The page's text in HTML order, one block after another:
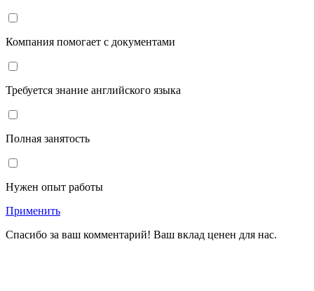
Компания помогает с документами
Требуется знание английского языка
Полная занятость
Нужен опыт работы
Применить
Спасибо за ваш комментарий! Ваш вклад ценен для нас.